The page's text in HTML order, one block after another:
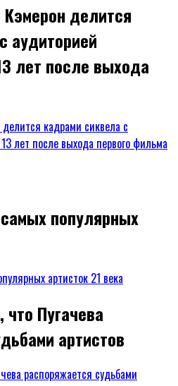
делится
аудиторией
лет после выхода
популярных
что Пугачева
артистов